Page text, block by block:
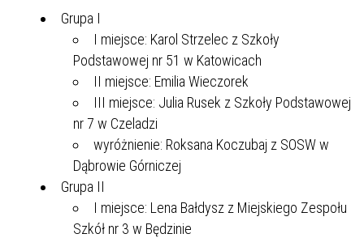
Grupa I
I miejsce: Karol Strzelec z Szkoły
Podstawowej nr 51 w Katowicach
II miejsce: Emilia Wieczorek
III miejsce: Julia Rusek z Szkoły Podstawowej
nr 7 w Czeladzi
wyróżnienie: Roksana Koczubaj z SOSW w
Dąbrowie Górniczej
Grupa II
I miejsce: Lena Bałdysz z Miejskiego Zespołu
Szkół nr 3 w Będzinie